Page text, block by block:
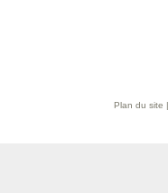
Plan du site